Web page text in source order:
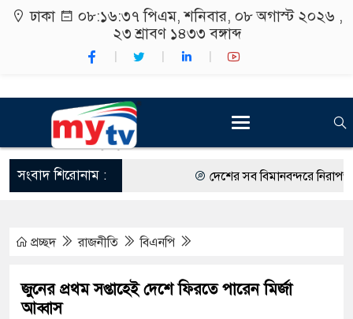
ঢাকা ০৮:১৬:৩৮ পিএম, শনিবার, ০৮ অগাস্ট ২০২৬ ,
২৩ শ্রাবণ ১৪৩৩ বঙ্গাব্দ
সংবাদ শিরোনাম : দেশের সব বিমানবন্দরে নিরাপত্তা
শিক্ষার্থীদের সাথে উৎসবমুখর
কর্মসূচীর শুভসূচনা।
প্রচ্ছদ রাজনীতি বিএনপি
জুনের প্রথম সপ্তাহেই দেশে ফিরতে পারেন মির্জা
আব্বাস